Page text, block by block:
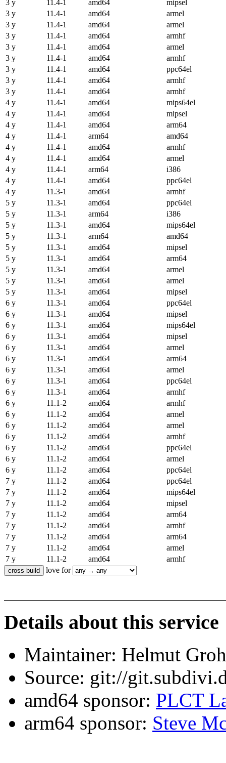
3 y
11.4-1 amd64
mipsel
3 y
11.4-1 amd64
armel
3 y
11.4-1 amd64
armel
3 y
11.4-1 amd64
armhf
3 y
11.4-1 amd64
armel
3 y
11.4-1 amd64
armhf
3 y
11.4-1 amd64
ppc64el
3 y
11.4-1 amd64
armhf
3 y
11.4-1 amd64
armhf
4 y
11.4-1 amd64
mips64el
4 y
11.4-1 amd64
mipsel
4 y
11.4-1 amd64
arm64
4 y
11.4-1 arm64
amd64
4 y
11.4-1 amd64
armhf
4 y
11.4-1 amd64
armel
4 y
11.4-1 arm64
i386
4 y
11.4-1 amd64
ppc64el
4 y
11.3-1 amd64
armhf
5 y
11.3-1 amd64
ppc64el
5 y
11.3-1 arm64
i386
5 y
11.3-1 amd64
mips64el
5 y
11.3-1 arm64
amd64
5 y
11.3-1 amd64
mipsel
5 y
11.3-1 amd64
arm64
5 y
11.3-1 amd64
armel
5 y
11.3-1 amd64
armel
5 y
11.3-1 amd64
mipsel
6 y
11.3-1 amd64
ppc64el
6 y
11.3-1 amd64
mipsel
6 y
11.3-1 amd64
mips64el
6 y
11.3-1 amd64
mipsel
6 y
11.3-1 amd64
armel
6 y
11.3-1 amd64
arm64
6 y
11.3-1 amd64
armel
6 y
11.3-1 amd64
ppc64el
6 y
11.3-1 amd64
armhf
6 y
11.1-2 amd64
armhf
6 y
11.1-2 amd64
armel
6 y
11.1-2 amd64
armel
6 y
11.1-2 amd64
armhf
6 y
11.1-2 amd64
ppc64el
6 y
11.1-2 amd64
armel
6 y
11.1-2 amd64
ppc64el
7 y
11.1-2 amd64
ppc64el
7 y
11.1-2 amd64
mips64el
7 y
11.1-2 amd64
mipsel
7 y
11.1-2 amd64
arm64
7 y
11.1-2 amd64
armhf
7 y
11.1-2 amd64
arm64
7 y
11.1-2 amd64
armel
7 y
11.1-2 amd64
armhf
love for
Details about this service
Maintainer: Helmut
Source: git://
amd64 sponsor: PLCT
arm64 sponsor: Steve